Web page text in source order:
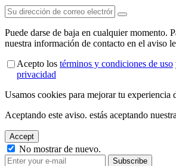
Puede darse de baja en cualquier momento.
nuestra información de contacto en el aviso
Acepto los términos y condiciones de uso
privacidad
Usamos cookies para mejorar tu experiencia
Aceptando este aviso. estás aceptando nuestra
Accept
No mostrar de nuevo.
Subscribe